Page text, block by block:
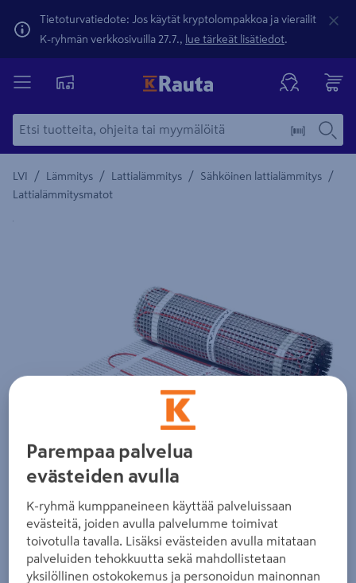
Tietoturvatiedote: Jos käytät kryptolompakkoa ja vierailit
K-ryhmän verkkosivuilla 27.7., lue tärkeät lisätiedot.
LVI / Lämmitys / Lattialämmitys / Sähköinen lattialämmitys /
Lattialämmitysmatot
Yksityiskohtainen kuvaus löytyy Tuotteen kuvaus -
Parempaa palvelua
evästeiden avulla
K-ryhmä kumppaneineen käyttää palveluissaan
evästeitä, joiden avulla palvelumme toimivat
toivotulla tavalla. Lisäksi evästeiden avulla mitataan
palveluiden tehokkuutta sekä mahdollistetaan
yksilöllinen ostokokemus ja personoidun mainonnan